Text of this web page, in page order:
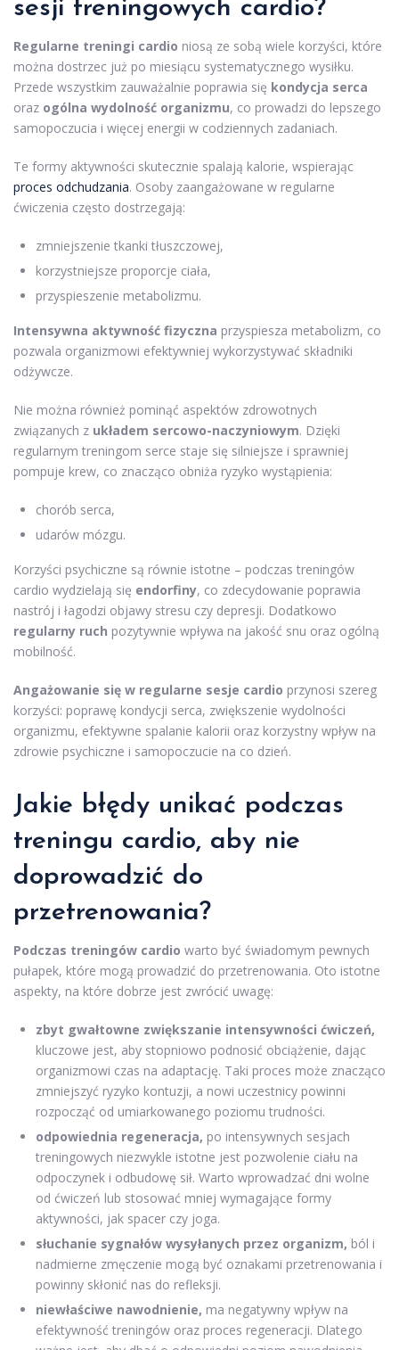
sesji treningowych cardio?
Regularne treningi cardio niosą ze sobą wiele korzyści, które
można dostrzec już po miesiącu systematycznego wysiłku.
Przede wszystkim zauważalnie poprawia się kondycja serca
oraz ogólna wydolność organizmu, co prowadzi do lepszego
samopoczucia i więcej energii w codziennych zadaniach.
Te formy aktywności skutecznie spalają kalorie, wspierając
proces odchudzania. Osoby zaangażowane w regularne
ćwiczenia często dostrzegają:
zmniejszenie tkanki tłuszczowej,
korzystniejsze proporcje ciała,
przyspieszenie metabolizmu.
Intensywna aktywność fizyczna przyspiesza metabolizm, co
pozwala organizmowi efektywniej wykorzystywać składniki
odżywcze.
Nie można również pominąć aspektów zdrowotnych
związanych z układem sercowo-naczyniowym. Dzięki
regularnym treningom serce staje się silniejsze i sprawniej
pompuje krew, co znacząco obniża ryzyko wystąpienia:
chorób serca,
udarów mózgu.
Korzyści psychiczne są równie istotne – podczas treningów
cardio wydzielają się endorfiny, co zdecydowanie poprawia
nastrój i łagodzi objawy stresu czy depresji. Dodatkowo
regularny ruch pozytywnie wpływa na jakość snu oraz ogólną
mobilność.
Angażowanie się w regularne sesje cardio przynosi szereg
korzyści: poprawę kondycji serca, zwiększenie wydolności
organizmu, efektywne spalanie kalorii oraz korzystny wpływ na
zdrowie psychiczne i samopoczucie na co dzień.
Jakie błędy unikać podczas
treningu cardio, aby nie
doprowadzić do
przetrenowania?
Podczas treningów cardio warto być świadomym pewnych
pułapek, które mogą prowadzić do przetrenowania. Oto istotne
aspekty, na które dobrze jest zwrócić uwagę:
zbyt gwałtowne zwiększanie intensywności ćwiczeń,
kluczowe jest, aby stopniowo podnosić obciążenie, dając
organizmowi czas na adaptację. Taki proces może znacząco
zmniejszyć ryzyko kontuzji, a nowi uczestnicy powinni
rozpocząć od umiarkowanego poziomu trudności.
odpowiednia regeneracja, po intensywnych sesjach
treningowych niezwykle istotne jest pozwolenie ciału na
odpoczynek i odbudowę sił. Warto wprowadzać dni wolne
od ćwiczeń lub stosować mniej wymagające formy
aktywności, jak spacer czy joga.
słuchanie sygnałów wysyłanych przez organizm, ból i
nadmierne zmęczenie mogą być oznakami przetrenowania i
powinny skłonić nas do refleksji.
niewłaściwe nawodnienie, ma negatywny wpływ na
efektywność treningów oraz proces regeneracji. Dlatego